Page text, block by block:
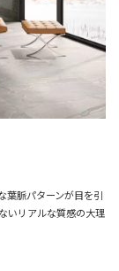
葉脈パターンが目を引
いリアルな質感の大理